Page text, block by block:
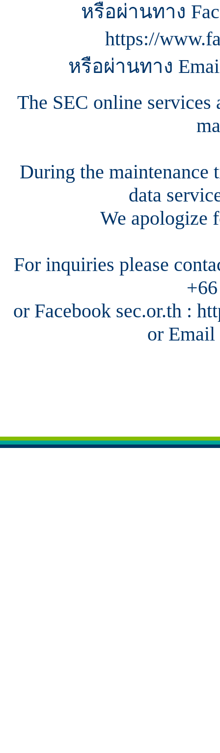
หรือผ่านทาง
https://
หรือผ่านทาง
The SEC online
During the maintenance
data
We apologize
For inquiries please
or Facebook sec.or.th :
or Email